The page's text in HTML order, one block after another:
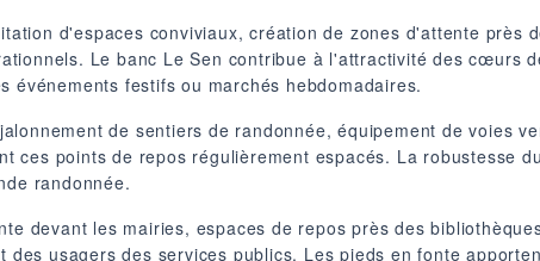
d'espaces conviviaux, création de zones d'attente près
Le banc Le Sen contribue à l'attractivité des cœurs
festifs ou marchés hebdomadaires.
de sentiers de randonnée, équipement de voies
ces points de repos régulièrement espacés. La robustesse
randonnée.
devant les mairies, espaces de repos près des
usagers des services publics. Les pieds en fonte